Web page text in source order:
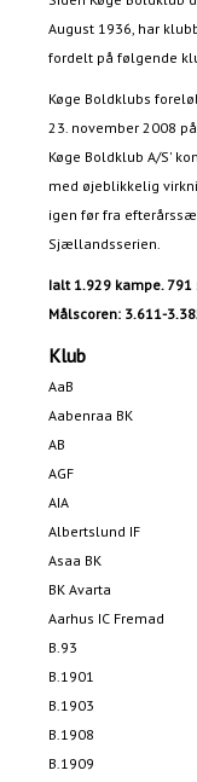
August 1936, har
fordelt på følgende
Køge Boldklubs
23. november 2008
Køge Boldklub A/S'
med øjeblikkelig
igen før fra
Sjællandsserien.
Ialt 1.929 kampe.
Målscoren: 3.611-
Klub
AaB
Aabenraa BK
AB
AGF
AIA
Albertslund IF
Asaa BK
BK Avarta
Aarhus IC Fremad
B.93
B.1901
B.1903
B.1908
B.1909